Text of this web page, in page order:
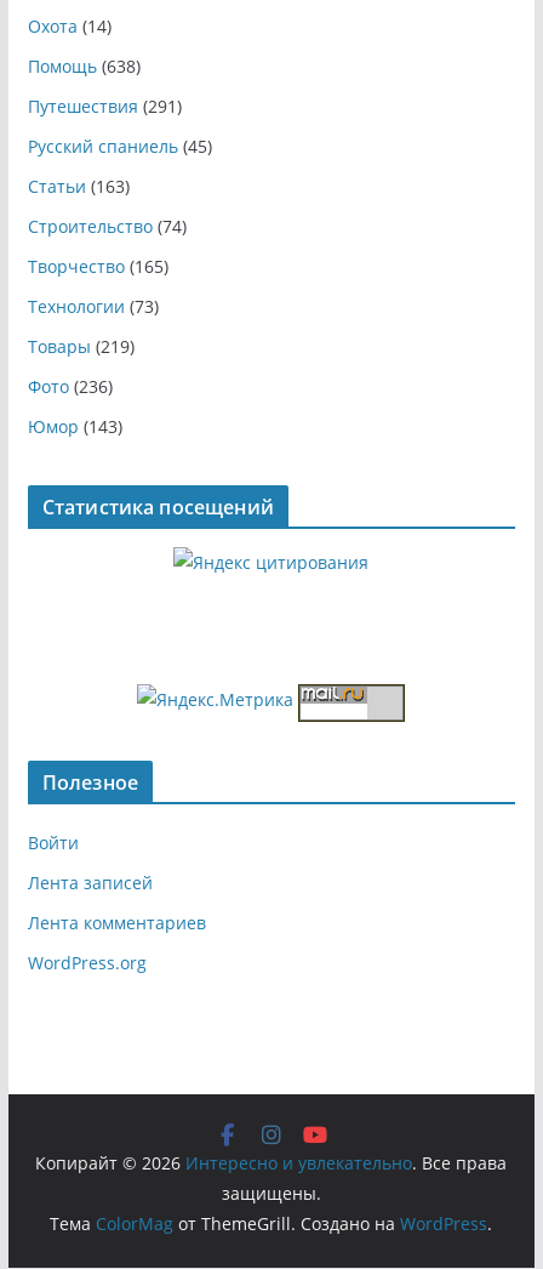
Охота (14)
Помощь(638)
Путешествия (291)
Русский спаниель(45)
Статьи (163)
Строительство(74)
Творчество(165)
Технологии (73)
Товары (219)
Фото(236)
Юмор (143)
Статистика посещений
Полезное
Войти
Лента записей
Лента комментариев
WordPress.org
Копирайт © 2026 Интересно и увлекательно. Все права
защищены.
Тема ColorMag от ThemeGrill. Создано наWordPress.